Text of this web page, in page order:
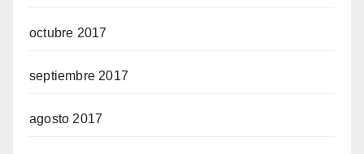
octubre 2017
septiembre 2017
agosto 2017